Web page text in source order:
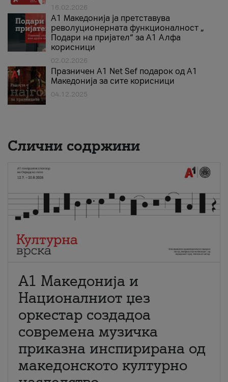
16.02.2026
А1 Македонија ја претставува
револуционерната функционалност „
Подари на пријател“ за А1 Алфа
корисници
02.02.2026
Празничен A1 Net Sеf подарок од А1
Македонија за сите корисници
04.12.2025
Слични содржини
А1 Македонија и
Националниот џез
оркестар создадоа
современа музичка
приказна инспирирана од
македонското културно